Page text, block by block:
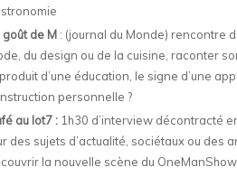
goût de M : (journal du Monde) rencontre
du design ou de la cuisine, raconter
d’une éducation, le signe d’une
personnelle ?
au lot7 : 1h30 d’interview décontracté
des sujets d’actualité, sociétaux ou des
la nouvelle scène du OneManShow